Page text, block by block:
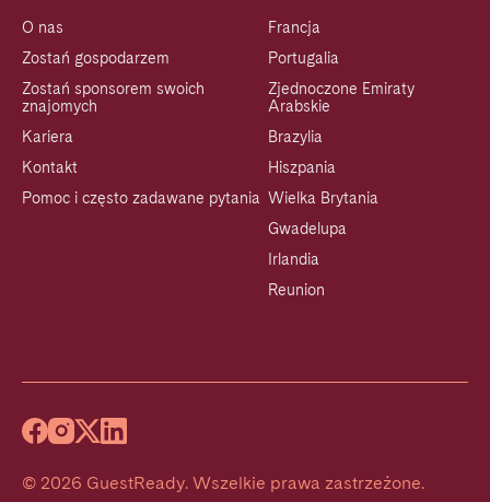
O nas
Zostań gospodarzem
Zostań sponsorem swoich
znajomych
Kariera
Kontakt
Pomoc i często zadawane pytania
Francja
Portugalia
Zjednoczone Emiraty
Arabskie
Brazylia
Hiszpania
Wielka Brytania
Gwadelupa
Irlandia
Reunion
© 2026 GuestReady. Wszelkie prawa zastrzeżone.